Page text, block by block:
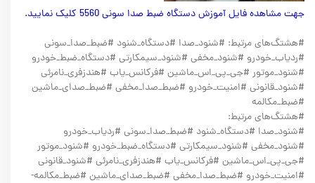
جهت مشاهده فایل آموزش دستگاه ضبط صدا سونی 5560 کلیک نمایید.
#هشتگ‌های مرتبط: #شنود_صدا #دستگاه_شنود #ضبط_صدا_سونی
#ردیاب_خودرو #شنود_مخفی #شنود_سیمکارتی #دستگاه_ضبط_خودرو
#شنود_موتور #جی_پی_اس_ماشین #فرکانس_یاب #هندزفری_نامرئی
#شنود_قانونی #امنیت_خودرو #ضبط_صدا_مخفی #ضبط_صدای_ماشین
#ضبط_مکالمه
#هشتگ‌های مرتبط:
#شنود_صدا #دستگاه_شنود #ضبط_صدا_سونی #ردیاب_خودرو
#شنود_مخفی #شنود_سیمکارتی #دستگاه_ضبط_خودرو #شنود_موتور
#جی_پی_اس_ماشین #فرکانس_یاب #هندزفری_نامرئی #شنود_قانونی
#امنیت_خودرو #ضبط_صدا_مخفی #ضبط_صدای_ماشین #ضبط_مکالمه-